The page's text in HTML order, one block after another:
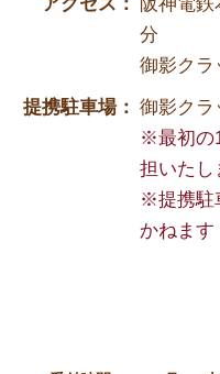
アクセス：
阪神電
分
御影クラ
提携駐車場： 御影クラ
※最初の
担いたし
※提携駐
かねます